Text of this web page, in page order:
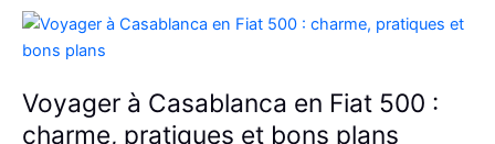
Picanto
Casablanca
pour
vos
Voyager à Casablanca en Fiat 500 :
charme, pratiques et bons plans